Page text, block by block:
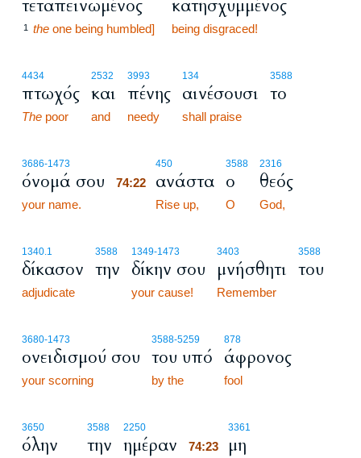
τεταπεινωμένος
1 the one being humbled]
κατησχυμμένος
being disgraced!
4434
πτωχός
The poor
2532
και
and
3993
πένης
needy
134
αινέσουσι
shall praise
3588
το
3686-1473
όνομά σου
your name.
450
74:22 ανάστα
Rise up,
3588
ο
O
2316
θεός
God,
1340.1
δίκασον
adjudicate
3588
την
1349-1473
δίκην σου
your cause!
3403
μνήσθητι
Remember
3588
του
3680-1473
ονειδισμού σου
your scorning
3588-5259
του υπό
by the
878
άφρονος
fool
3650
όλην
3588
την
2250
ημέραν
3361
74:23 μη